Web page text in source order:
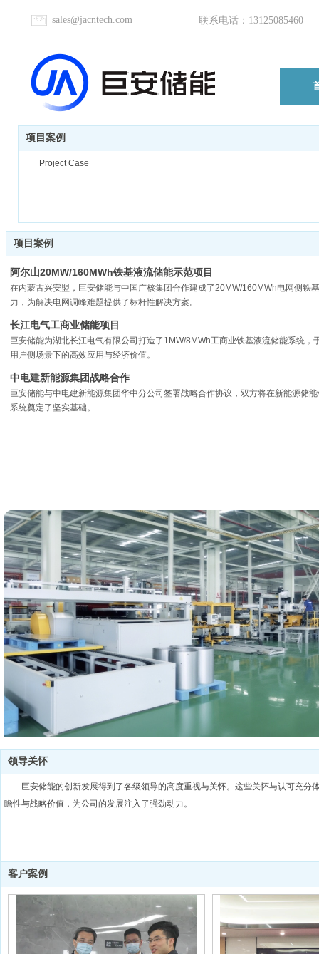
sales@jacntech.com 联系电话： 13125085460
项目案例
Project Case
项目案例
阿尔山20MW/160MWh铁基液流储能示范项目
在内蒙古兴安盟，巨安储能与中国广核集团合作建成了20MW/160MWh电网侧
力，为解决电网调峰难题提供了标杆性解决方案。
长江电气工商业储能项目
巨安储能为湖北长江电气有限公司打造了1MW/8MWh工商业铁基液流储能系统
用户侧场景下的高效应用与经济价值。
中电建新能源集团战略合作
巨安储能与中电建新能源集团华中分公司签署战略合作协议，双方将在新能源储
系统奠定了坚实基础。
领导关怀
巨安储能的创新发展得到了各级领导的高度重视与关怀。这些关怀与认可充分
瞻性与战略价值，为公司的发展注入了强劲动力。
客户案例